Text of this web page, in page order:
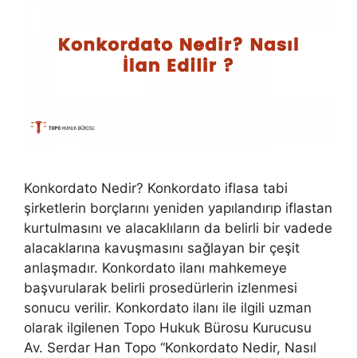
Konkordato Nedir? Konkordato iflasa tabi
şirketlerin borçlarını yeniden yapılandırıp iflastan
kurtulmasını ve alacaklıların da belirli bir vadede
alacaklarına kavuşmasını sağlayan bir çeşit
anlaşmadır. Konkordato ilanı mahkemeye
başvurularak belirli prosedürlerin izlenmesi
sonucu verilir. Konkordato ilanı ile ilgili uzman
olarak ilgilenen Topo Hukuk Bürosu Kurucusu
Av. Serdar Han Topo “Konkordato Nedir, Nasıl